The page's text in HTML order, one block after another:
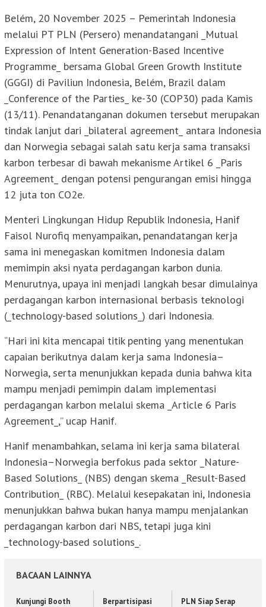
Belém, 20 November 2025 – Pemerintah Indonesia
melalui PT PLN (Persero) menandatangani _Mutual
Expression of Intent Generation-Based Incentive
Programme_ bersama Global Green Growth Institute
(GGGI) di Paviliun Indonesia, Belém, Brazil dalam
_Conference of the Parties_ ke-30 (COP30) pada Kamis
(13/11). Penandatanganan dokumen tersebut merupakan
tindak lanjut dari _bilateral agreement_ antara Indonesia
dan Norwegia sebagai salah satu kerja sama transaksi
karbon terbesar di bawah mekanisme Artikel 6 _Paris
Agreement_ dengan potensi pengurangan emisi hingga
12 juta ton CO2e.
Menteri Lingkungan Hidup Republik Indonesia, Hanif
Faisol Nurofiq menyampaikan, penandatangan kerja
sama ini menegaskan komitmen Indonesia dalam
memimpin aksi nyata perdagangan karbon dunia.
Menurutnya, upaya ini menjadi langkah besar dimulainya
perdagangan karbon internasional berbasis teknologi
(_technology-based solutions_) dari Indonesia.
“Hari ini kita mencapai titik penting yang menentukan
capaian berikutnya dalam kerja sama Indonesia–
Norwegia, serta menunjukkan kepada dunia bahwa kita
mampu menjadi pemimpin dalam implementasi
perdagangan karbon melalui skema _Article 6 Paris
Agreement_,” ucap Hanif.
Hanif menambahkan, selama ini kerja sama bilateral
Indonesia–Norwegia berfokus pada sektor _Nature-
Based Solutions_ (NBS) dengan skema _Result-Based
Contribution_ (RBC). Melalui kesepakatan ini, Indonesia
menunjukkan bahwa bukan hanya mampu menjalankan
perdagangan karbon dari NBS, tetapi juga kini
_technology-based solutions_.
BACAAN LAINNYA
Kunjungi Booth
Berpartisipasi
PLN Siap Serap